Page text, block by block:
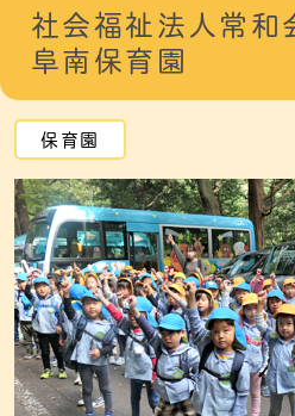
社会福祉法人常和
阜南保育園
保育園